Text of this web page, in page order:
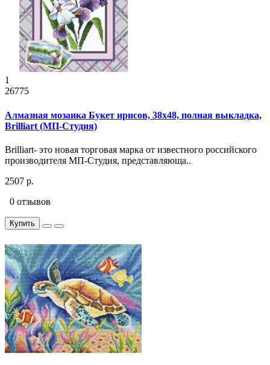
1
26775
Алмазная мозаика Букет ирисов, 38x48, полная выкладка,
Brilliart (МП-Студия)
Brilliart- это новая торговая марка от известного российского
производителя МП-Студия, представляюща..
2507 р.
0 отзывов
Купить